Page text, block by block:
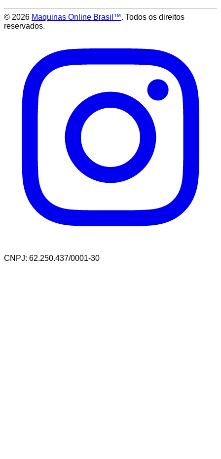
© 2026 Maquinas Online Brasil™. Todos os direitos
reservados.
CNPJ: 62.250.437/0001-30